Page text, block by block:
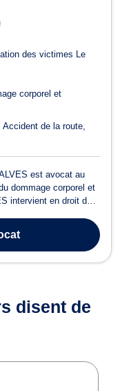
des victimes Le
corporel et
Accident de la route
est avocat au
dommage corporel et
intervient en droit de
la liquidation
disent de